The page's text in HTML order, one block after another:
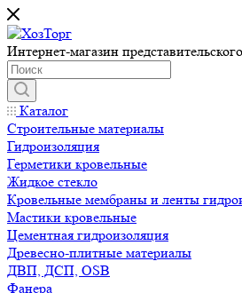
Интернет-магазин
Каталог
Строительные материалы
Гидроизоляция
Герметики кровельные
Жидкое стекло
Кровельные мембраны и ленты
Мастики кровельные
Цементная гидроизоляция
Древесно-плитные материалы
ДВП, ДСП, OSB
Фанера